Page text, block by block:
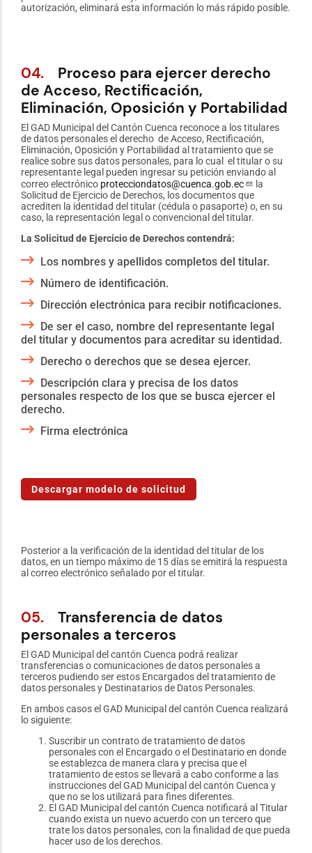
autorización, eliminará esta información lo más rápido posible.
04.
Proceso para ejercer derecho
de Acceso, Rectificación,
Eliminación, Oposición y Portabilidad
El GAD Municipal del Cantón Cuenca reconoce a los titulares
de datos personales el derecho de Acceso, Rectificación,
Eliminación, Oposición y Portabilidad al tratamiento que se
realice sobre sus datos personales, para lo cual el titular o su
representante legal pueden ingresar su petición enviando al
correo electrónico protecciondatos@cuenca.gob.ec
la
Solicitud de Ejercicio de Derechos, los documentos que
acrediten la identidad del titular (cédula o pasaporte) o, en su
caso, la representación legal o convencional del titular.
La Solicitud de Ejercicio de Derechos contendrá:
Los nombres y apellidos completos del titular.
Número de identificación.
Dirección electrónica para recibir notificaciones.
De ser el caso, nombre del representante legal
del titular y documentos para acreditar su identidad.
Derecho o derechos que se desea ejercer.
Descripción clara y precisa de los datos
personales respecto de los que se busca ejercer el
derecho.
Firma electrónica
Descargar modelo de solicitud
Posterior a la verificación de la identidad del titular de los
datos, en un tiempo máximo de 15 días se emitirá la respuesta
al correo electrónico señalado por el titular.
05.
Transferencia de datos
personales a terceros
El GAD Municipal del cantón Cuenca podrá realizar
transferencias o comunicaciones de datos personales a
terceros pudiendo ser estos Encargados del tratamiento de
datos personales y Destinatarios de Datos Personales.
En ambos casos el GAD Municipal del cantón Cuenca realizará
lo siguiente:
Suscribir un contrato de tratamiento de datos
personales con el Encargado o el Destinatario en donde
se establezca de manera clara y precisa que el
tratamiento de estos se llevará a cabo conforme a las
instrucciones del GAD Municipal del cantón Cuenca y
que no se los utilizará para fines diferentes.
El GAD Municipal del cantón Cuenca notificará al Titular
cuando exista un nuevo acuerdo con un tercero que
trate los datos personales, con la finalidad de que pueda
hacer uso de los derechos.